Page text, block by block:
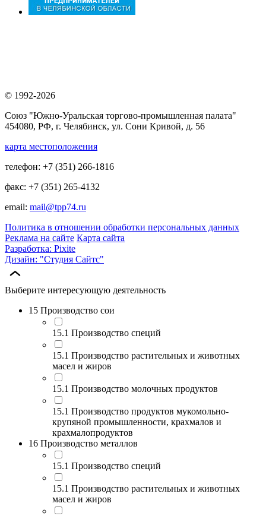
© 1992-2026
Союз "Южно-Уральская торгово-промышленная палата"
454080, РФ, г. Челябинск, ул. Сони Кривой, д. 56
карта местоположения
телефон: +7 (351) 266-1816
факс: +7 (351) 265-4132
email: mail@tpp74.ru
Политика в отношении обработки персональных данных
Реклама на сайте Карта сайта
Разработка: Pixite
Дизайн: "Студия Сайтс"
Выберите интересующую деятельность
15 Производство сои
15.1 Производство специй
15.1 Производство растительных и животных
масел и жиров
15.1 Производство молочных продуктов
15.1 Производство продуктов мукомольно-
крупяной промышленности, крахмалов и
крахмалопродуктов
16 Производство металлов
15.1 Производство специй
15.1 Производство растительных и животных
масел и жиров